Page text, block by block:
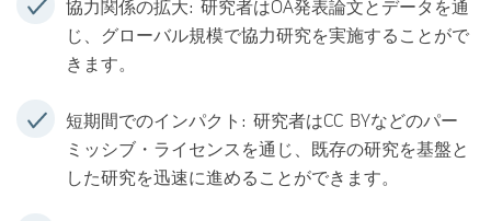
協力関係の拡大: 研究者はOA発表論文とデータを通
じ、グローバル規模で協力研究を実施することがで
きます。
短期間でのインパクト : 研究者はCC BYなどのパー
ミッシブ・ライセンスを通じ、既存の研究を基盤と
した研究を迅速に進めることができます。